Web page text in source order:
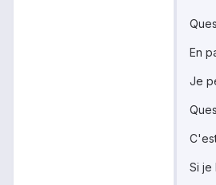
En
Je
Si je